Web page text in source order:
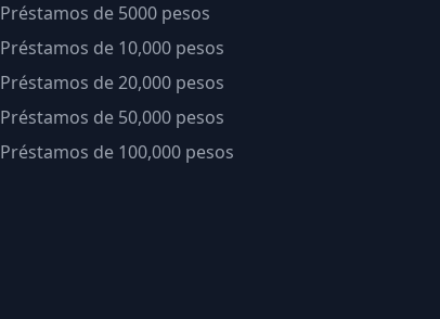
Préstamos de 5000 pesos
Préstamos de 10,000 pesos
Préstamos de 20,000 pesos
Préstamos de 50,000 pesos
Préstamos de 100,000 pesos